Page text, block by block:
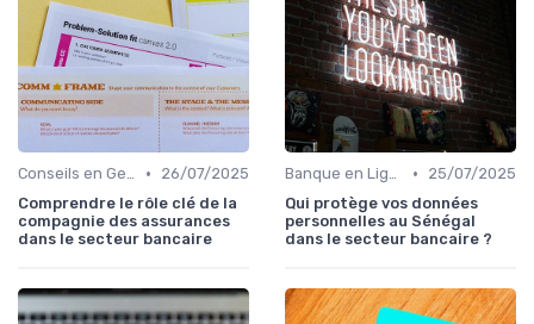
Conseils en Gestion de Patrimoine •
26/07/2025
Comprendre le rôle clé de la
compagnie des assurances
dans le secteur bancaire
Banque en Ligne et Mobile •
25/07/2025
Qui protège vos données
personnelles au Sénégal
dans le secteur bancaire ?